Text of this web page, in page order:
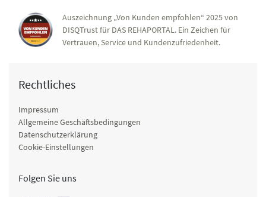
Auszeichnung „Von Kunden empfohlen“ 2025 von
DISQTrust für DAS REHAPORTAL. Ein Zeichen für
Vertrauen, Service und Kundenzufriedenheit.
Rechtliches
Impressum
Allgemeine Geschäftsbedingungen
Datenschutzerklärung
Cookie-Einstellungen
Folgen Sie uns